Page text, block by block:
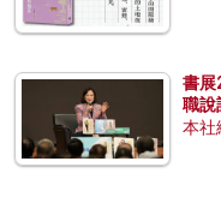
書展
職說
本社